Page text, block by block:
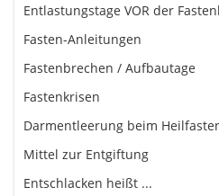
Entlastungstage VOR der
Fasten-Anleitungen
Fastenbrechen / Aufbautage
Fastenkrisen
Darmentleerung beim
Mittel zur Entgiftung
Entschlacken heißt ...